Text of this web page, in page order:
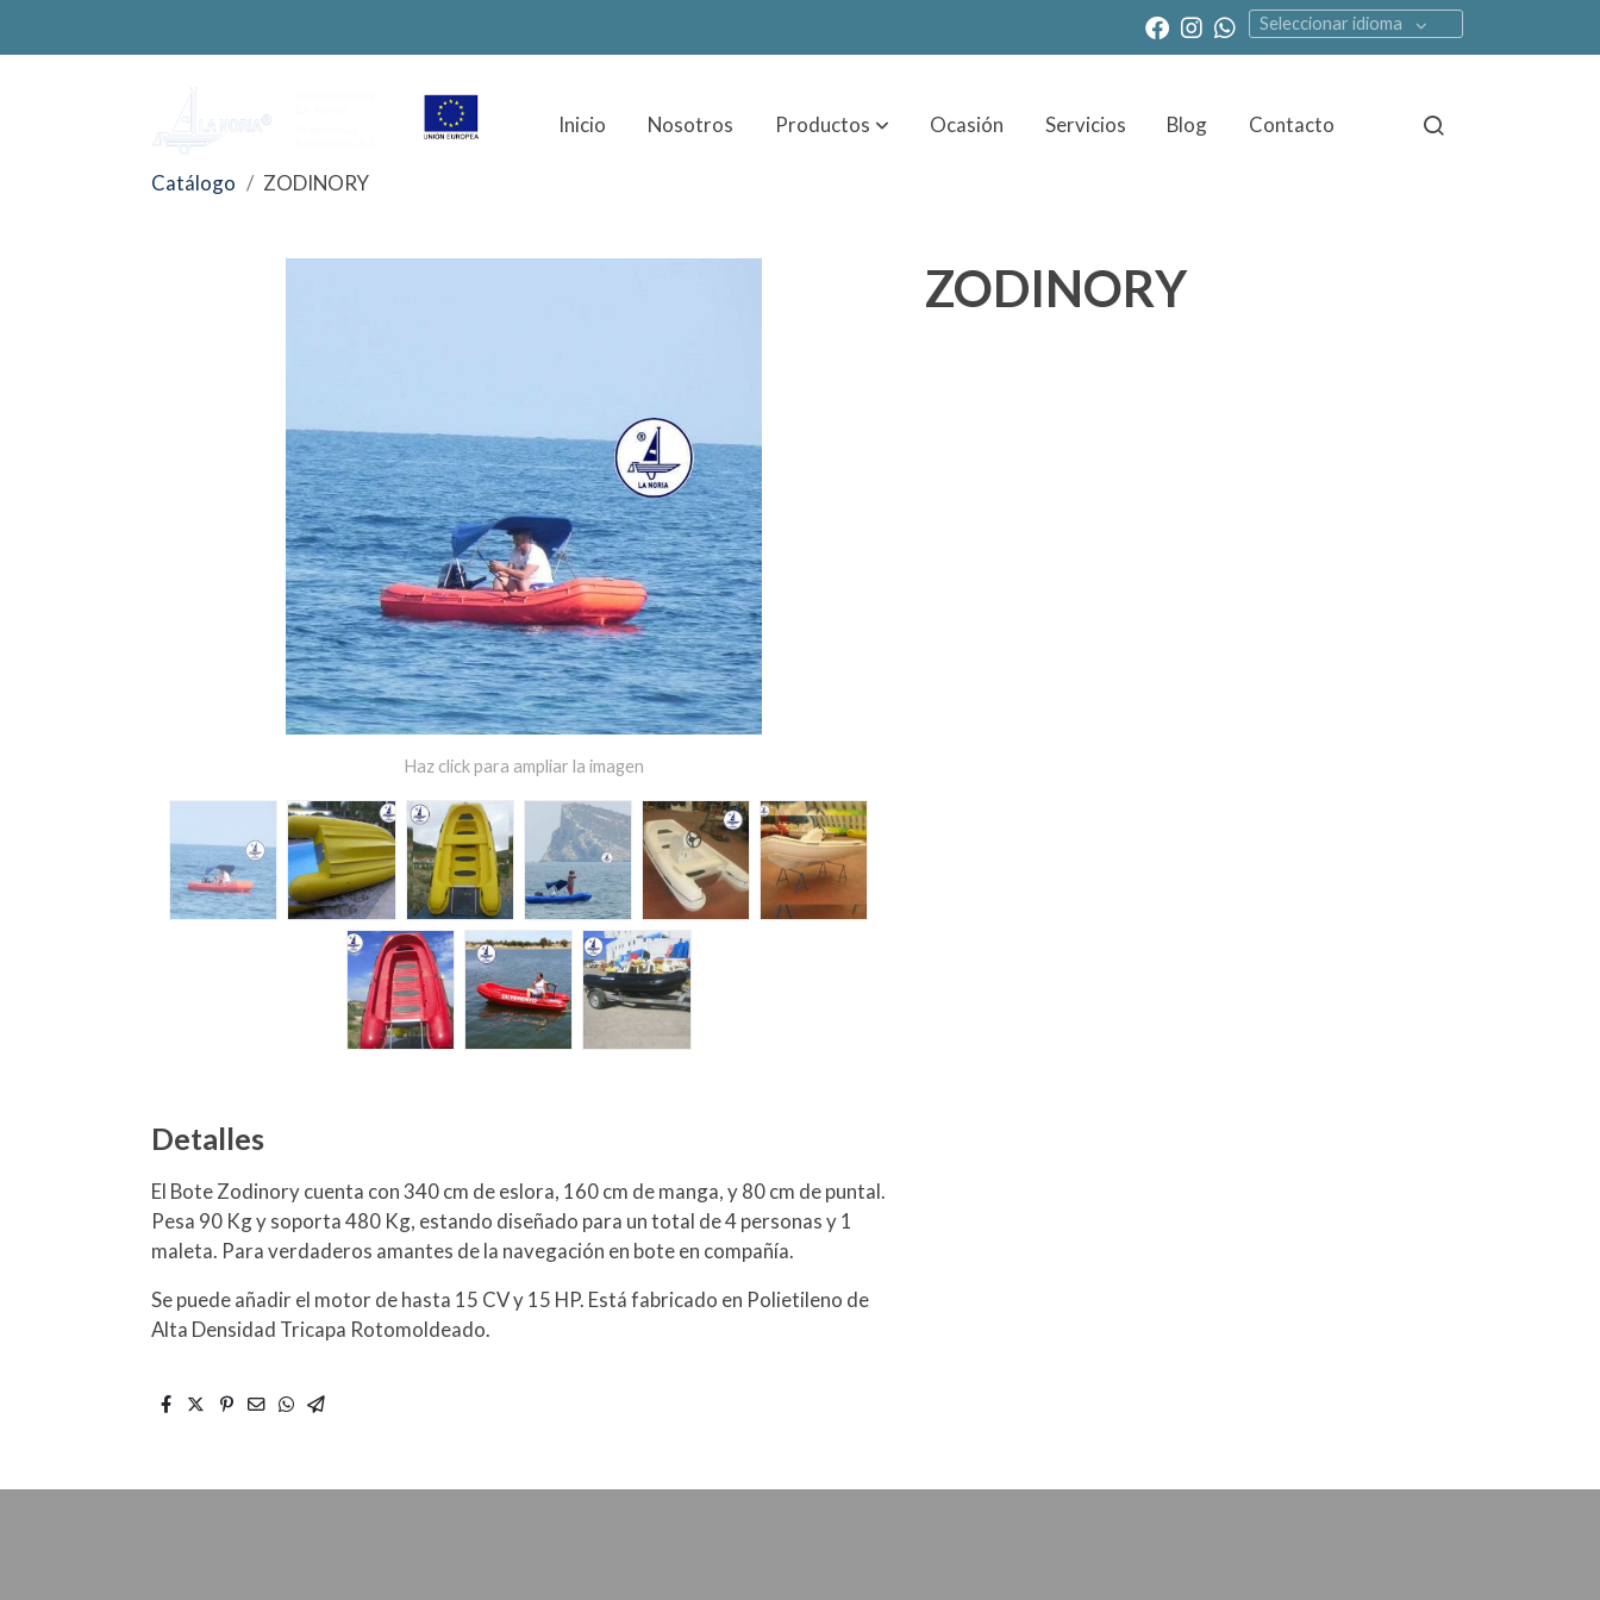
Seleccionar idioma
Inicio Nosotros Productos Ocasión Servicios Blog Contacto
Catálogo ZODINORY
Haz click para ampliar la imagen
Detalles
El Bote Zodinory cuenta con 340 cm de eslora, 160 cm de manga, y 80 cm de puntal.
Pesa 90 Kg y soporta 480 Kg, estando diseñado para un total de 4 personas y 1
maleta. Para verdaderos amantes de la navegación en bote en compañía.
Se puede añadir el motor de hasta 15 CV y 15 HP. Está fabricado en Polietileno de
Alta Densidad Tricapa Rotomoldeado.
ZODINORY